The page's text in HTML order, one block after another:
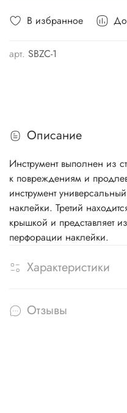
В избранное
арт. SBZC-1
Описание
Инструмент выполнен из
к повреждениям и
инструмент
наклейки. Третий
крышкой и представляет
перфорации наклейки.
Характеристики
Отзывы